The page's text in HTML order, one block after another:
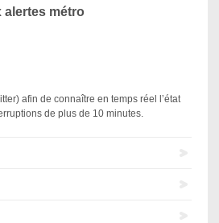
alertes métro
afin de connaître en temps réel l’état
de plus de 10 minutes.